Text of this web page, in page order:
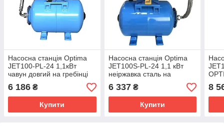
Насосна станція Optima
JET100-PL-24 1,1кВт
чавун довгий на гребінці
6 186 ₴
Купити
Насосна станція Optima
JET100S-PL-24 1,1 кВт
неіржавка сталь на
Гребінці
6 337₴
Купити
8